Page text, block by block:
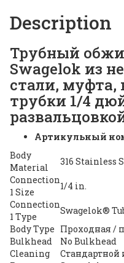
Description
Трубный
Swagelok из
стали,
трубки 1/4
Артикульный
Body
Material
316 Stainless
Connection
1 Size
1/4 in.
Connection
1 Type
Swagelok®
Body Type Проходная /
Bulkhead
No Bulkhead
Cleaning